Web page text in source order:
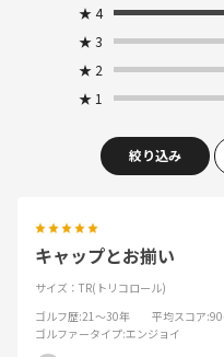
★ 4
★ 3
★ 2
★ 1
絞り込み
キャップとお揃い
サイズ：TR(トリコロール)
ゴルフ歴:21～30年 平均スコア
ゴルファータイプ:エンジョイ